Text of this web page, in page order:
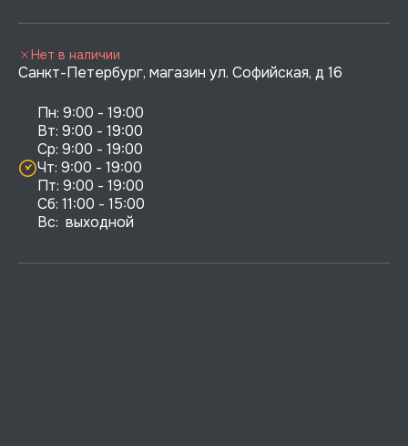
Санкт-Петербург, магазин ул. Софийская, д 16
Пн: 9:00 - 19:00
Вт: 9:00 - 19:00
Ср: 9:00 - 19:00
Чт: 9:00 - 19:00
Пт: 9:00 - 19:00
Сб: 11:00 - 15:00
Вс:  выходной
Нет в наличии